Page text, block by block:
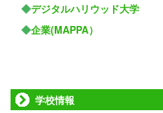
◆デジタルハリウッド大学
◆企業(MAPPA）
学校情報